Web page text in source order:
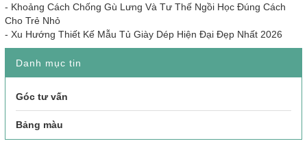
- Khoảng Cách Chống Gù Lưng Và Tư Thế Ngồi Học Đúng Cách
Cho Trẻ Nhỏ
- Xu Hướng Thiết Kế Mẫu Tủ Giày Dép Hiện Đại Đẹp Nhất 2026
Danh mục tin
Góc tư vấn
Bảng màu